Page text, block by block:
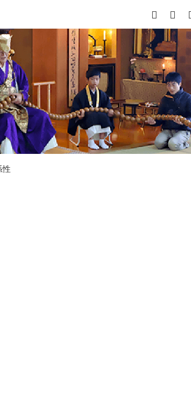
性